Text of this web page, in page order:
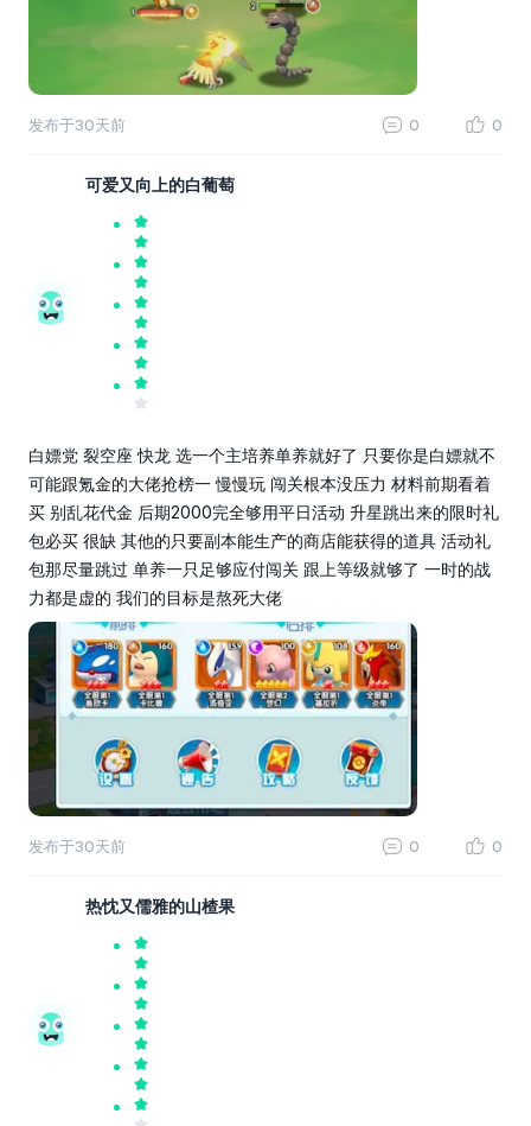
发布于30天前 0 0
可爱又向上的白葡萄
白嫖党 裂空座 快龙 选一个主培养单养就好了 只要你是白嫖就不
可能跟氪金的大佬抢榜一 慢慢玩 闯关根本没压力 材料前期看着
买 别乱花代金 后期2000完全够用平日活动 升星跳出来的限时礼
包必买 很缺 其他的只要副本能生产的商店能获得的道具 活动礼
包那尽量跳过 单养一只足够应付闯关 跟上等级就够了 一时的战
力都是虚的 我们的目标是熬死大佬
发布于30天前 0 0
热忱又儒雅的山楂果